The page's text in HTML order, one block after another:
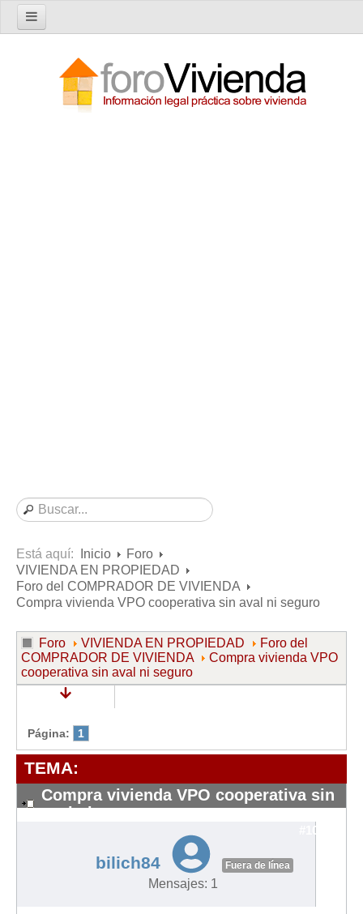
Nuevo tema
Contratos de Arrendamiento
De uso distinto al de vivienda
Otros contratos de Arrendamiento
Requerimientos y comunicaciones
Para contratos anteriores al 6 de junio de 2013
Para contratos de Renta Antigua
Formularios sobre Vivienda en Propiedad
Modelos de Contratos
Requerimientos y comunicaciones
Formularios sobre Propiedad Horizontal
Modelos de Convocatoria de Junta de Propietarios
Requerimientos y comunicaciones
Está aquí: Inicio
Foro
VIVIENDA EN PROPIEDAD
Foro del COMPRADOR DE VIVIENDA
Compra vivienda VPO cooperativa sin aval ni seguro
Foro VIVIENDA EN PROPIEDAD
Foro del
COMPRADOR DE VIVIENDA
Compra vivienda VPO
cooperativa sin aval ni seguro
Página: 1
TEMA:
Compra vivienda VPO cooperativa sin
aval ni seguro
#10122
bilich84 Fuera de línea
Mensajes: 1